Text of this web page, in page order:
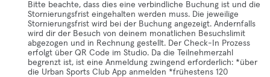
Bitte beachte, dass dies eine verbindliche Buchung ist und die
Stornierungsfrist eingehalten werden muss. Die jeweilige
Stornierungsfrist wird bei der Buchung angezeigt. Andernfalls
wird dir der Besuch von deinem monatlichen Besuchslimit
abgezogen und in Rechnung gestellt. Der Check-In Prozess
erfolgt über QR Code im Studio. Da die Teilnehmerzahl
begrenzt ist, ist eine Anmeldung zwingend erforderlich: *über
die Urban Sports Club App anmelden *frühestens 120